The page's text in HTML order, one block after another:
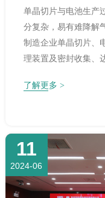
单晶切片与电池生产
分复杂，易有难降解
制造企业单晶切片、
理装置及密封收集、
了解更多 >
11
2024-06